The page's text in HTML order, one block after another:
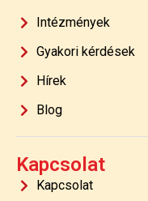
Intézmények
Gyakori kérdések
Hírek
Blog
Kapcsolat
Kapcsolat